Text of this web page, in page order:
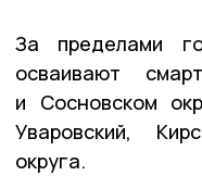
За пределами
осваивают
и Сосновском
Уваровский,
округа.